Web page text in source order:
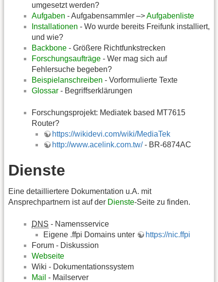
umgesetzt werden?
Aufgaben - Aufgabensammler –>Aufgabenliste
Installationen - Wo wurde bereits Freifunk installiert,
und wie?
Backbone - Größere Richtfunkstrecken
Forschungsaufträge - Wer mag sich auf
Fehlersuche begeben?
Beispielanschreiben - Vorformulierte Texte
Glossar - Begriffserklärungen
Forschungsprojekt: Mediatek based MT7615
Router?
https://wikidevi.com/wiki/MediaTek
http://www.acelink.com.tw/- BR-6874AC
Dienste
Eine detailliertere Dokumentation u.A. mit
Ansprechpartnern ist auf der Dienste-Seite zu finden.
DNS - Namensservice
Eigene .ffpi Domains unter
https://nic.ffpi
Forum - Diskussion
Webseite
Wiki - Dokumentationssystem
Mail - Mailserver